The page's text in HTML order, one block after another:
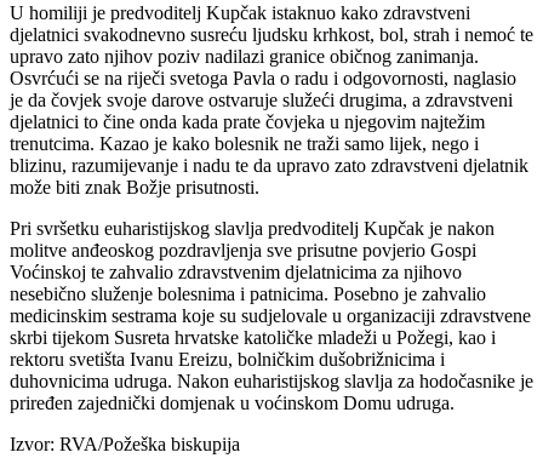
U homiliji je predvoditelj Kupčak istaknuo kako zdravstveni
djelatnici svakodnevno susreću ljudsku krhkost, bol, strah i nemoć te
upravo zato njihov poziv nadilazi granice običnog zanimanja.
Osvrćući se na riječi svetoga Pavla o radu i odgovornosti, naglasio
je da čovjek svoje darove ostvaruje služeći drugima, a zdravstveni
djelatnici to čine onda kada prate čovjeka u njegovim najtežim
trenutcima. Kazao je kako bolesnik ne traži samo lijek, nego i
blizinu, razumijevanje i nadu te da upravo zato zdravstveni djelatnik
može biti znak Božje prisutnosti.
Pri svršetku euharistijskog slavlja predvoditelj Kupčak je nakon
molitve anđeoskog pozdravljenja sve prisutne povjerio Gospi
Voćinskoj te zahvalio zdravstvenim djelatnicima za njihovo
nesebično služenje bolesnima i patnicima. Posebno je zahvalio
medicinskim sestrama koje su sudjelovale u organizaciji zdravstvene
skrbi tijekom Susreta hrvatske katoličke mladeži u Požegi, kao i
rektoru svetišta Ivanu Ereizu, bolničkim dušobrižnicima i
duhovnicima udruga. Nakon euharistijskog slavlja za hodočasnike je
priređen zajednički domjenak u voćinskom Domu udruga.
Izvor: RVA/Požeška biskupija